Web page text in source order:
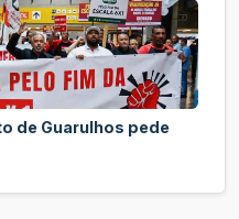
de Guarulhos pede